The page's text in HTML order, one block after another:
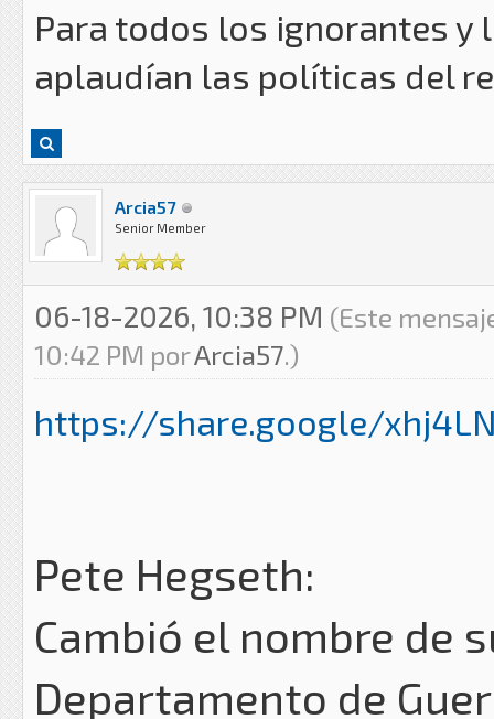
Para todos los ignorantes y
aplaudían las políticas del
Arcia57
Senior Member
06-18-2026, 10:38 PM (Este
10:42 PM porArcia57.)
https://share.google/
Pete Hegseth:
Cambió el nombre de
Departamento de